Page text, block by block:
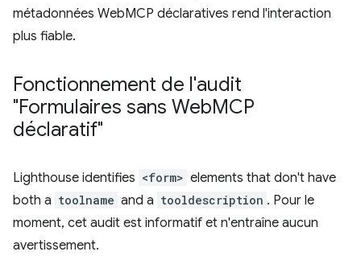
métadonnées WebMCP déclaratives rend l'interaction
plus fiable.
Fonctionnement de l'audit
"Formulaires sans WebMCP
déclaratif"
Lighthouse identifies <form> elements that don't have
both a toolname and a tooldescription . Pour le
moment, cet audit est informatif et n'entraîne aucun
avertissement.